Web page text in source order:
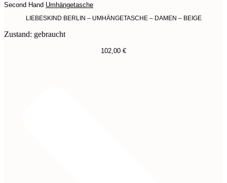
Second Hand Umhängetasche
LIEBESKIND BERLIN – UMHÄNGETASCHE – DAMEN – BEIGE
Zustand: gebraucht
102,00 €